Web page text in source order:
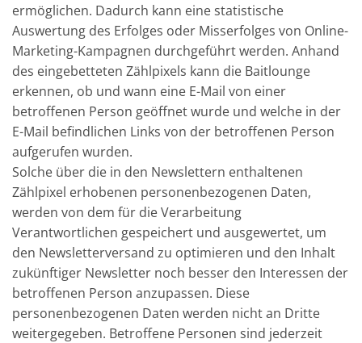
ermöglichen. Dadurch kann eine statistische
Auswertung des Erfolges oder Misserfolges von Online-
Marketing-Kampagnen durchgeführt werden. Anhand
des eingebetteten Zählpixels kann die Baitlounge
erkennen, ob und wann eine E-Mail von einer
betroffenen Person geöffnet wurde und welche in der
E-Mail befindlichen Links von der betroffenen Person
aufgerufen wurden.
Solche über die in den Newslettern enthaltenen
Zählpixel erhobenen personenbezogenen Daten,
werden von dem für die Verarbeitung
Verantwortlichen gespeichert und ausgewertet, um
den Newsletterversand zu optimieren und den Inhalt
zukünftiger Newsletter noch besser den Interessen der
betroffenen Person anzupassen. Diese
personenbezogenen Daten werden nicht an Dritte
weitergegeben. Betroffene Personen sind jederzeit